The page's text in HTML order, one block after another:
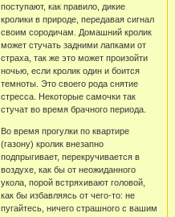
поступают, как правило, дикие
кролики в природе, передавая сигнал
своим сородичам. Домашний кролик
может стучать задними лапками от
страха, так же это может произойти
ночью, если кролик один и боится
темноты. Это своего рода снятие
стресса. Некоторые самочки так
стучат во время брачного периода.
Во время прогулки по квартире
(газону) кролик внезапно
подпрыгивает, перекручивается в
воздухе, как бы от неожиданного
укола, порой встряхивают головой,
как бы избавляясь от чего-то: не
пугайтесь, ничего страшного с вашим